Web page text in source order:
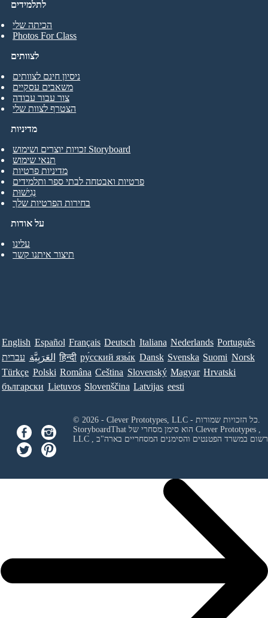
לתלמידים
הכיתה שלי
Photos For Class
לצוותים
ניסיון חינם לצוותים
משאבים עסקיים
צור עבור עבודה
הצטרף לצוות שלי
על אודות
עלינו
תיצור איתנו קשר
מדיניות
זכויות יוצרים ושימוש Storyboard
תנאי שימוש
מדיניות פרטיות
פרטיות ואבטחה לבתי ספר ותלמידים
נְגִישׁוּת
בחירות הפרטיות שלך
English Español Français Deutsch Italiana Nederlands Português
עברית العَرَبِيَّة हिन्दी ру́сский язы́к Dansk Svenska Suomi Norsk
Türkçe Polski Româna Ceština Slovenský Magyar Hrvatski
български Lietuvos Slovenščina Latvijas eesti
© 2026 - Clever Prototypes, LLC - כל הזכויות שמורות.
Clever Prototypes ,
LLC
ורשום במשרד הפטנטים והסימנים המסחריים בארה"ב